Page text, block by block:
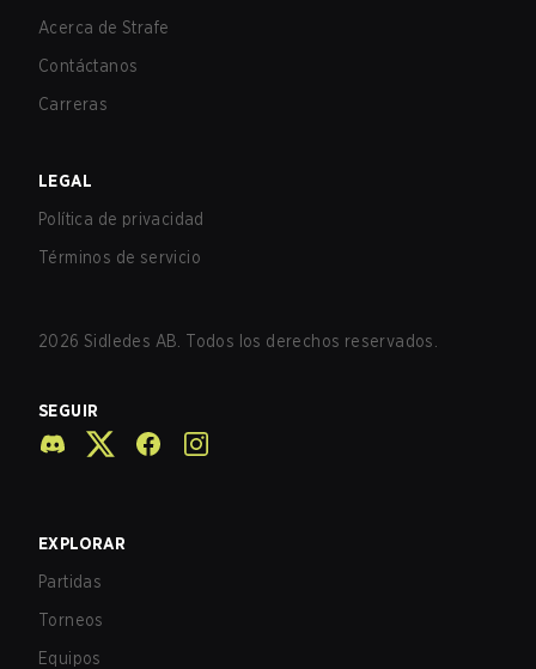
Acerca de Strafe
Contáctanos
Carreras
LEGAL
Política de privacidad
Términos de servicio
2026 Sidledes AB. Todos los derechos reservados.
SEGUIR
EXPLORAR
Partidas
Torneos
Equipos